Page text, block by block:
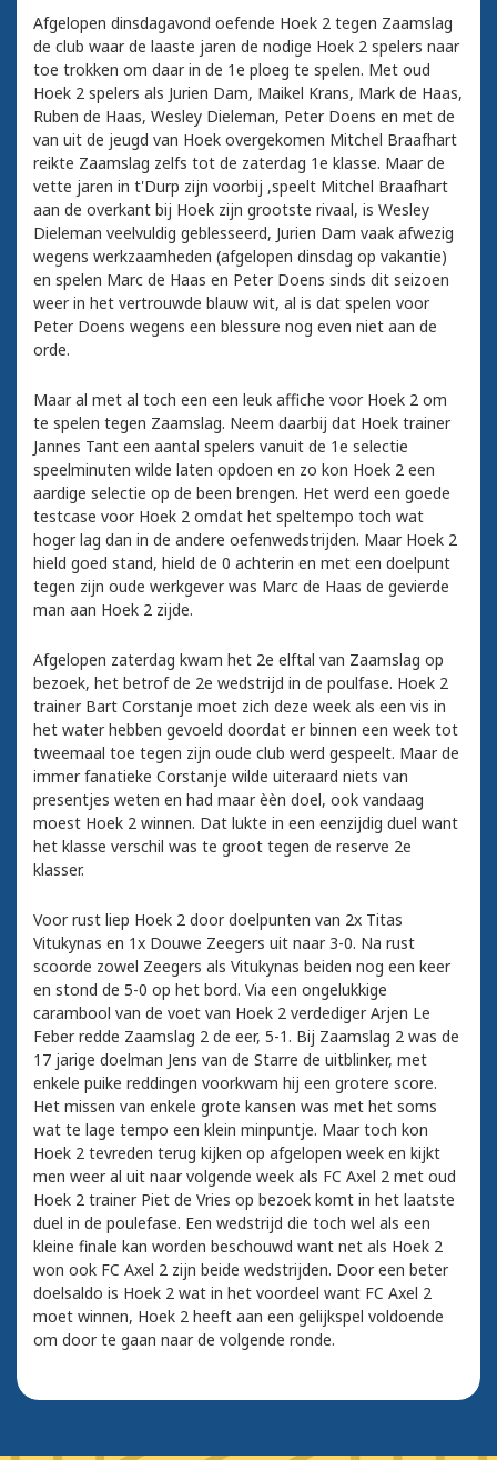
Afgelopen dinsdagavond oefende Hoek 2 tegen Zaamslag
de club waar de laaste jaren de nodige Hoek 2 spelers naar
toe trokken om daar in de 1e ploeg te spelen. Met oud
Hoek 2 spelers als Jurien Dam, Maikel Krans, Mark de Haas,
Ruben de Haas, Wesley Dieleman, Peter Doens en met de
van uit de jeugd van Hoek overgekomen Mitchel Braafhart
reikte Zaamslag zelfs tot de zaterdag 1e klasse. Maar de
vette jaren in t'Durp zijn voorbij ,speelt Mitchel Braafhart
aan de overkant bij Hoek zijn grootste rivaal, is Wesley
Dieleman veelvuldig geblesseerd, Jurien Dam vaak afwezig
wegens werkzaamheden (afgelopen dinsdag op vakantie)
en spelen Marc de Haas en Peter Doens sinds dit seizoen
weer in het vertrouwde blauw wit, al is dat spelen voor
Peter Doens wegens een blessure nog even niet aan de
orde.
Maar al met al toch een een leuk affiche voor Hoek 2 om
te spelen tegen Zaamslag. Neem daarbij dat Hoek trainer
Jannes Tant een aantal spelers vanuit de 1e selectie
speelminuten wilde laten opdoen en zo kon Hoek 2 een
aardige selectie op de been brengen. Het werd een goede
testcase voor Hoek 2 omdat het speltempo toch wat
hoger lag dan in de andere oefenwedstrijden. Maar Hoek 2
hield goed stand, hield de 0 achterin en met een doelpunt
tegen zijn oude werkgever was Marc de Haas de gevierde
man aan Hoek 2 zijde.
Afgelopen zaterdag kwam het 2e elftal van Zaamslag op
bezoek, het betrof de 2e wedstrijd in de poulfase. Hoek 2
trainer Bart Corstanje moet zich deze week als een vis in
het water hebben gevoeld doordat er binnen een week tot
tweemaal toe tegen zijn oude club werd gespeelt. Maar de
immer fanatieke Corstanje wilde uiteraard niets van
presentjes weten en had maar èèn doel, ook vandaag
moest Hoek 2 winnen. Dat lukte in een eenzijdig duel want
het klasse verschil was te groot tegen de reserve 2e
klasser.
Voor rust liep Hoek 2 door doelpunten van 2x Titas
Vitukynas en 1x Douwe Zeegers uit naar 3-0. Na rust
scoorde zowel Zeegers als Vitukynas beiden nog een keer
en stond de 5-0 op het bord. Via een ongelukkige
carambool van de voet van Hoek 2 verdediger Arjen Le
Feber redde Zaamslag 2 de eer, 5-1. Bij Zaamslag 2 was de
17 jarige doelman Jens van de Starre de uitblinker, met
enkele puike reddingen voorkwam hij een grotere score.
Het missen van enkele grote kansen was met het soms
wat te lage tempo een klein minpuntje. Maar toch kon
Hoek 2 tevreden terug kijken op afgelopen week en kijkt
men weer al uit naar volgende week als FC Axel 2 met oud
Hoek 2 trainer Piet de Vries op bezoek komt in het laatste
duel in de poulefase. Een wedstrijd die toch wel als een
kleine finale kan worden beschouwd want net als Hoek 2
won ook FC Axel 2 zijn beide wedstrijden. Door een beter
doelsaldo is Hoek 2 wat in het voordeel want FC Axel 2
moet winnen, Hoek 2 heeft aan een gelijkspel voldoende
om door te gaan naar de volgende ronde.